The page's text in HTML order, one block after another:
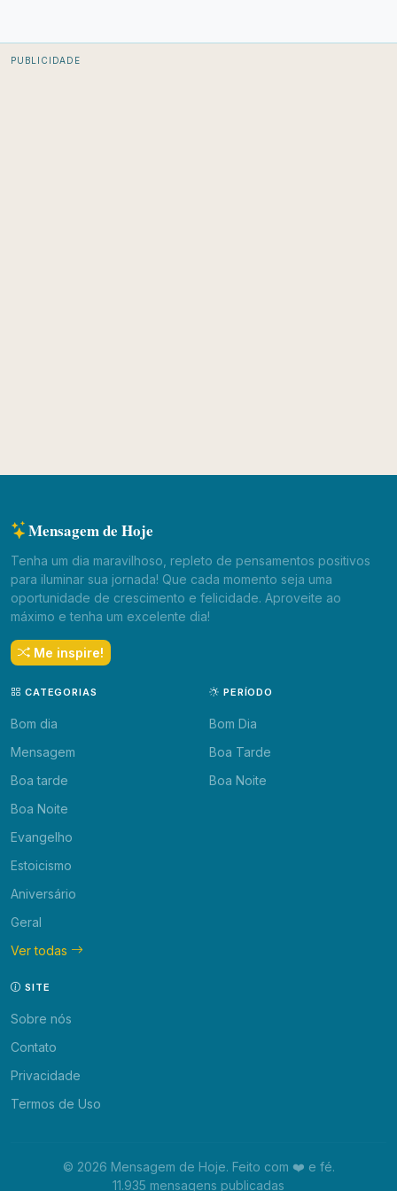
PUBLICIDADE
Mensagem de Hoje
Tenha um dia maravilhoso, repleto de pensamentos positivos
para iluminar sua jornada! Que cada momento seja uma
oportunidade de crescimento e felicidade. Aproveite ao
máximo e tenha um excelente dia!
Me inspire!
CATEGORIAS
Bom dia
Mensagem
Boa tarde
Boa Noite
Evangelho
Estoicismo
Aniversário
Geral
Ver todas
PERÍODO
Bom Dia
Boa Tarde
Boa Noite
SITE
Sobre nós
Contato
Privacidade
Termos de Uso
© 2026 Mensagem de Hoje. Feito com ❤️ e fé.
11.935 mensagens publicadas